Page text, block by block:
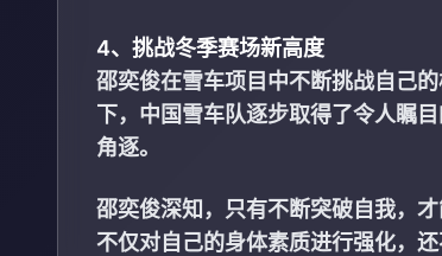
4、挑战冬季赛场新高度
邵奕俊在雪车项目中不断挑战自己
下，中国雪车队逐步取得了令人瞩
角逐。
邵奕俊深知，只有不断突破自我，
不仅对自己的身体素质进行强化，